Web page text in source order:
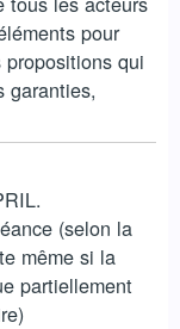
pour
qui
garanties,
(selon la
même si la
partiellement